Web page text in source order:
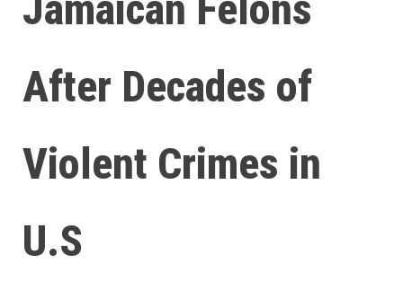
After Decades of
Violent Crimes in
U.S